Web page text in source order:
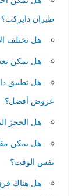
طيران دايركت؟
هل تختلف
هل يمكن تعديل أو
هل تطبيق
عروض أفضل؟
هل الحجز المبكر
هل يمكن مقارنة
نفس الوقت؟
هل هناك فرق في